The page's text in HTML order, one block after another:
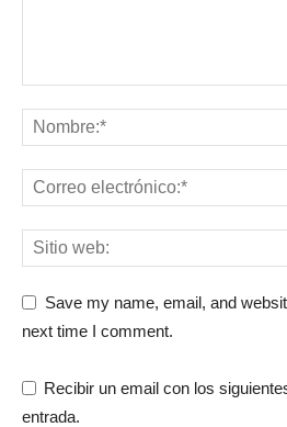
Save my name, email, and
next time I comment.
Recibir un email con los
entrada.